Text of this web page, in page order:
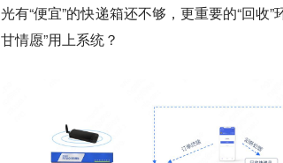
光有“便宜”的快递箱还不够，更重要的“回收
甘情愿”用上系统？